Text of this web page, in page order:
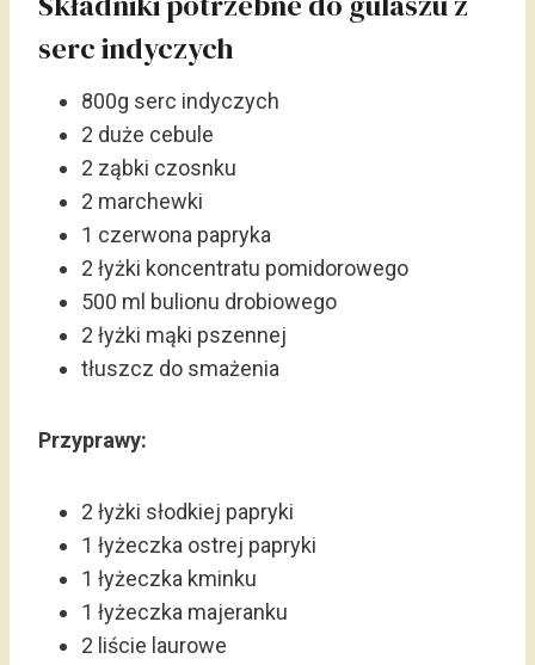
serc indyczych
800g serc indyczych
2 duże cebule
2 ząbki czosnku
2 marchewki
1 czerwona papryka
2 łyżki koncentratu pomidorowego
500 ml bulionu drobiowego
2 łyżki mąki pszennej
tłuszcz do smażenia
Przyprawy:
2 łyżki słodkiej papryki
1 łyżeczka ostrej papryki
1 łyżeczka kminku
1 łyżeczka majeranku
2 liście laurowe